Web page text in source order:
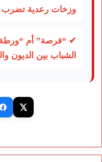
وزخات رعدية تضرب
✔ “فرصة” أم
الشباب بين الديون